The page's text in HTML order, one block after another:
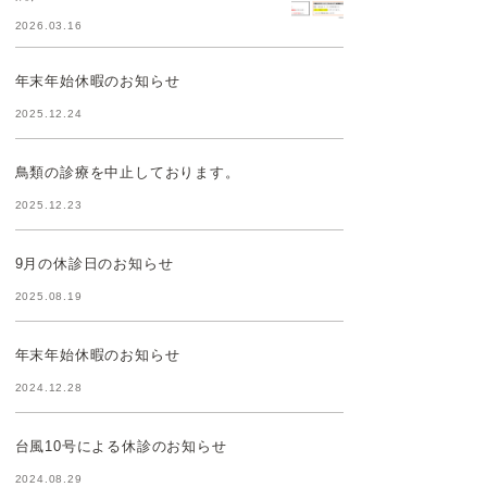
2026.03.16
年末年始休暇のお知らせ
2025.12.24
鳥類の診療を中止しております。
2025.12.23
9月の休診日のお知らせ
2025.08.19
年末年始休暇のお知らせ
2024.12.28
台風10号による休診のお知らせ
2024.08.29